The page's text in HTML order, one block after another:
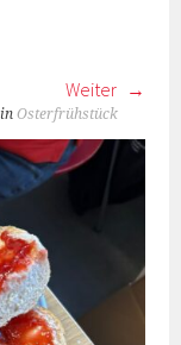
Weiter
inOsterfrühstück